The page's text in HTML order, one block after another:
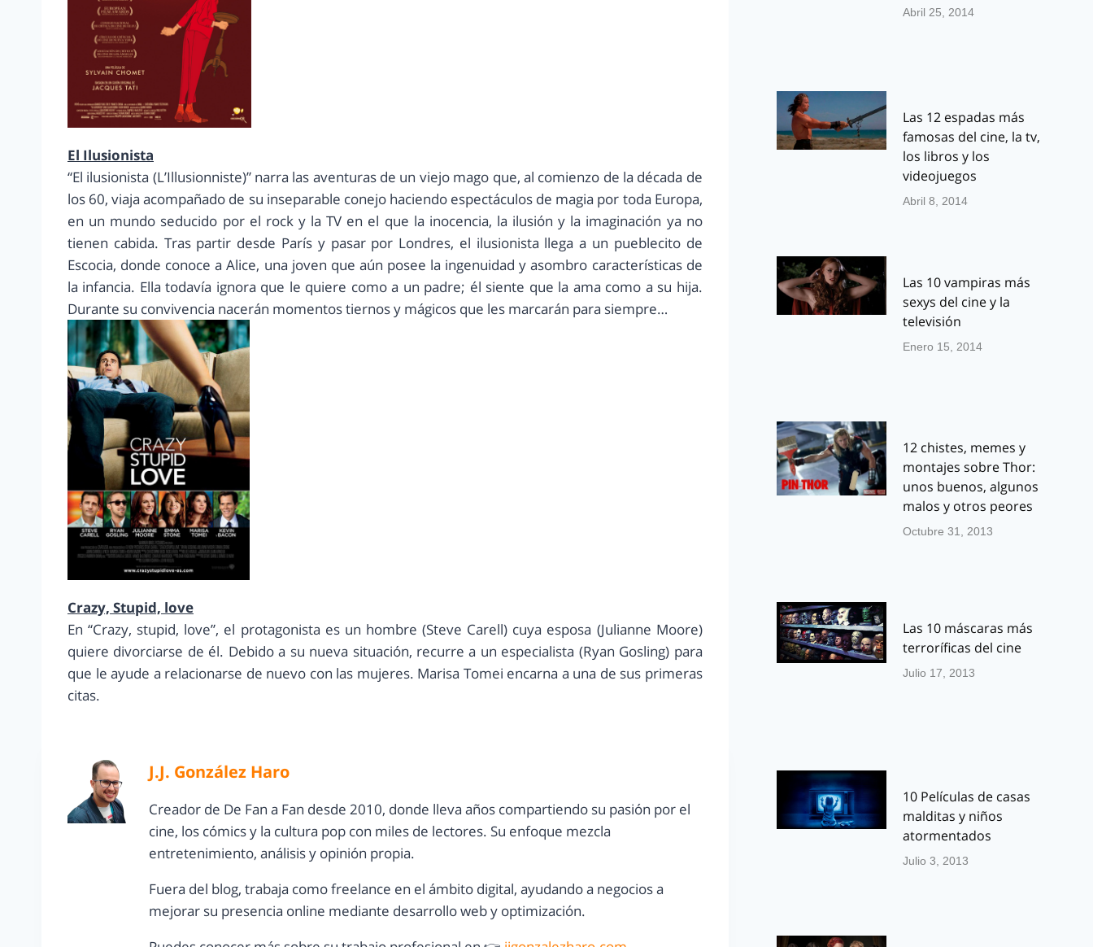
El Ilusionista
“El ilusionista (L’Illusionniste)” narra las aventuras de un viejo mago que, al comienzo de la década de
los 60, viaja acompañado de su inseparable conejo haciendo espectáculos de magia por toda Europa,
en un mundo seducido por el rock y la TV en el que la inocencia, la ilusión y la imaginación ya no
tienen cabida. Tras partir desde París y pasar por Londres, el ilusionista llega a un pueblecito de
Escocia, donde conoce a Alice, una joven que aún posee la ingenuidad y asombro características de
la infancia. Ella todavía ignora que le quiere como a un padre; él siente que la ama como a su hija.
Durante su convivencia nacerán momentos tiernos y mágicos que les marcarán para siempre…
Crazy, Stupid, love
En “Crazy, stupid, love”, el protagonista es un hombre (Steve Carell) cuya esposa (Julianne Moore)
quiere divorciarse de él. Debido a su nueva situación, recurre a un especialista (Ryan Gosling) para
que le ayude a relacionarse de nuevo con las mujeres. Marisa Tomei encarna a una de sus primeras
citas.
J.J. González Haro
Creador de De Fan a Fan desde 2010, donde lleva años compartiendo su pasión por el
cine, los cómics y la cultura pop con miles de lectores. Su enfoque mezcla
entretenimiento, análisis y opinión propia.
Fuera del blog, trabaja como freelance en el ámbito digital, ayudando a negocios a
mejorar su presencia online mediante desarrollo web y optimización.
Abril 25, 2014
Las 12 espadas más
famosas del cine, la tv,
los libros y los
videojuegos
Abril 8, 2014
Las 10 vampiras más
sexys del cine y la
televisión
Enero 15, 2014
12 chistes, memes y
montajes sobre Thor:
unos buenos, algunos
malos y otros peores
Octubre 31, 2013
Las 10 máscaras más
terroríficas del cine
Julio 17, 2013
10 Películas de casas
malditas y niños
atormentados
Julio 3, 2013